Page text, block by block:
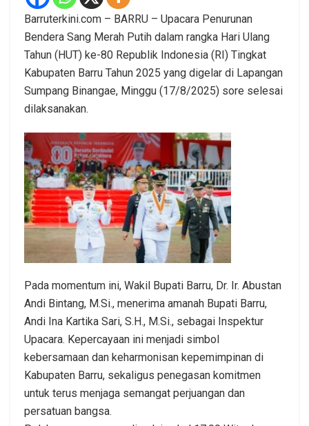
Barruterkini.com – BARRU – Upacara Penurunan
Bendera Sang Merah Putih dalam rangka Hari Ulang
Tahun (HUT) ke-80 Republik Indonesia (RI) Tingkat
Kabupaten Barru Tahun 2025 yang digelar di Lapangan
Sumpang Binangae, Minggu (17/8/2025) sore selesai
dilaksanakan.
Pada momentum ini, Wakil Bupati Barru, Dr. Ir. Abustan
Andi Bintang, M.Si., menerima amanah Bupati Barru,
Andi Ina Kartika Sari, S.H., M.Si., sebagai Inspektur
Upacara. Kepercayaan ini menjadi simbol
kebersamaan dan keharmonisan kepemimpinan di
Kabupaten Barru, sekaligus penegasan komitmen
untuk terus menjaga semangat perjuangan dan
persatuan bangsa.